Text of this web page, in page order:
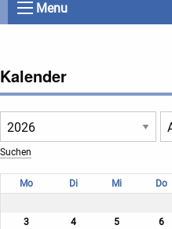
Menu
Kalender
Mo Di Mi Do
3
4 5 6